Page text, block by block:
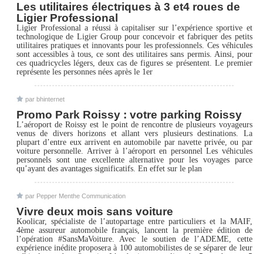
Les utilitaires électriques à 3 et4 roues de
Ligier Professional
Ligier Professional a réussi à capitaliser sur l’expérience sportive et
technologique de Ligier Group pour concevoir et fabriquer des petits
utilitaires pratiques et innovants pour les professionnels. Ces véhicules
sont accessibles à tous, ce sont des utilitaires sans permis. Ainsi, pour
ces quadricycles légers, deux cas de figures se présentent. Le premier
représente les personnes nées après le 1er
par bhinternet
Promo Park Roissy : votre parking Roissy
L’aéroport de Roissy est le point de rencontre de plusieurs voyageurs
venus de divers horizons et allant vers plusieurs destinations. La
plupart d’entre eux arrivent en automobile par navette privée, ou par
voiture personnelle. Arriver à l’aéroport en personnel Les véhicules
personnels sont une excellente alternative pour les voyages parce
qu’ayant des avantages significatifs. En effet sur le plan
par Pepper Menthe Communication
Vivre deux mois sans voiture
Koolicar, spécialiste de l’autopartage entre particuliers et la MAIF,
4ème assureur automobile français, lancent la première édition de
l’opération #SansMaVoiture. Avec le soutien de l’ADEME, cette
expérience inédite proposera à 100 automobilistes de se séparer de leur